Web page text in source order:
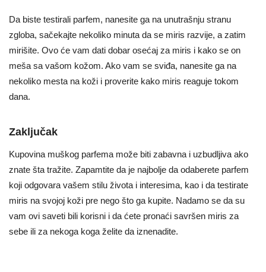
Da biste testirali parfem, nanesite ga na unutrašnju stranu
zgloba, sačekajte nekoliko minuta da se miris razvije, a zatim
mirišite. Ovo će vam dati dobar osećaj za miris i kako se on
meša sa vašom kožom. Ako vam se sviđa, nanesite ga na
nekoliko mesta na koži i proverite kako miris reaguje tokom
dana.
Zaključak
Kupovina muškog parfema može biti zabavna i uzbudljiva ako
znate šta tražite. Zapamtite da je najbolje da odaberete parfem
koji odgovara vašem stilu života i interesima, kao i da testirate
miris na svojoj koži pre nego što ga kupite. Nadamo se da su
vam ovi saveti bili korisni i da ćete pronaći savršen miris za
sebe ili za nekoga koga želite da iznenadite.